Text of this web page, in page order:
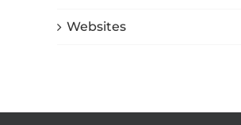
Websites